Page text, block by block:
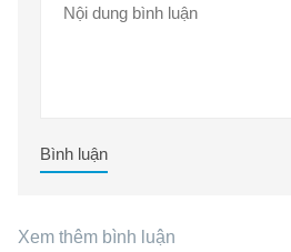
Bình luận
Xem thêm bình luận